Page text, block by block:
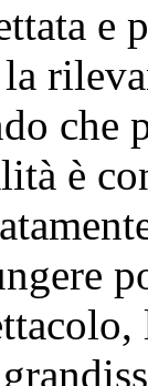
e
che
è